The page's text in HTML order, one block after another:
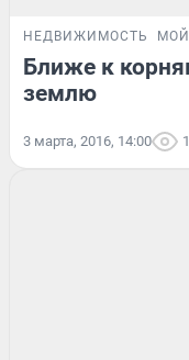
НЕДВИЖИМОСТЬ
Ближе к
землю
3 марта, 2016, 14:00